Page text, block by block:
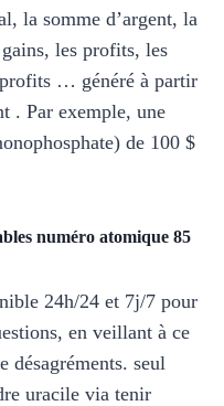
la somme d’argent, la
les profits, les
… généré à partir
. Par exemple, une
de 100 $
numéro atomique 85
24h/24 et 7j/7 pour
en veillant à ce
désagréments. seul
uracile via tenir